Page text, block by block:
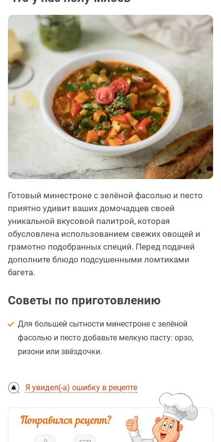
Готовый минестроне с зелёной фасолью и песто
приятно удивит ваших домочадцев своей
уникальной вкусовой палитрой, которая
обусловлена использованием свежих овощей и
грамотно подобранных специй. Перед подачей
дополните блюдо подсушенными ломтиками
багета.
Советы по приготовлению
Для большей сытности минестроне с зелёной
фасолью и песто добавьте мелкую пасту: орзо,
ризони или звёздочки.
Я увидел(-а) ошибку в рецепте